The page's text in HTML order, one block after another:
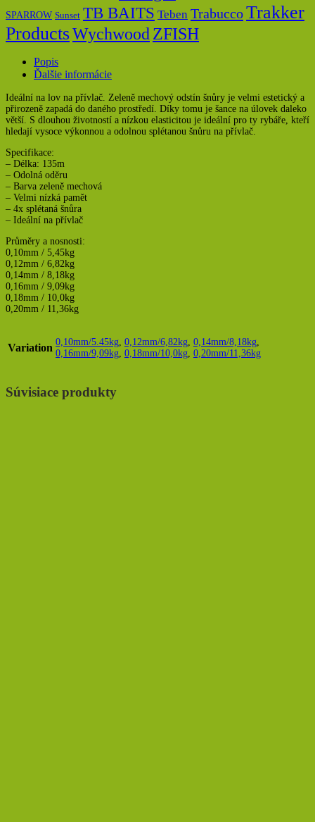
SPARROW Sunset TB BAITS Teben TrabuccoTrakker
ProductsWychwood ZFISH
Popis
Ďalšie informácie
Ideální na lov na přívlač. Zeleně mechový odstín šnůry je velmi estetický a
přirozeně zapadá do daného prostředí. Díky tomu je šance na úlovek daleko
větší. S dlouhou životností a nízkou elasticitou je ideální pro ty rybáře, kteří
hledají vysoce výkonnou a odolnou splétanou šnůru na přívlač.
Specifikace:
– Délka: 135m
– Odolná oděru
– Barva zeleně mechová
– Velmi nízká pamět
– 4x splétaná šnůra
– Ideální na přívlač
Průměry a nosnosti:
0,10mm / 5,45kg
0,12mm / 6,82kg
0,14mm / 8,18kg
0,16mm / 9,09kg
0,18mm / 10,0kg
0,20mm / 11,36kg
Variation 0,10mm/5.45kg, 0,12mm/6,82kg, 0,14mm/8,18kg,
0,16mm/9,09kg, 0,18mm/10,0kg, 0,20mm/11,36kg
Súvisiace produkty